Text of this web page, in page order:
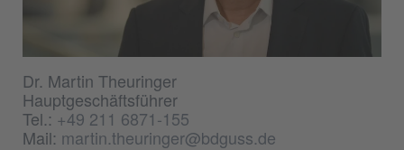
Dr. Martin Theuringer
Hauptgeschäftsführer
Tel.:+49 211 6871-155
Mail: martin.theuringer@bdguss.de